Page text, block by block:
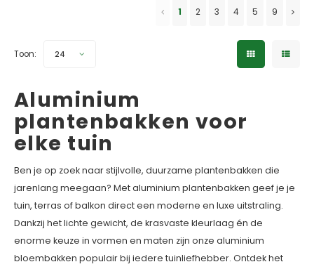
1
2 3 4 5 9
Toon: 24
Aluminium
plantenbakken voor
elke tuin
Ben je op zoek naar stijlvolle, duurzame plantenbakken die
jarenlang meegaan? Met aluminium plantenbakken geef je je
tuin, terras of balkon direct een moderne en luxe uitstraling.
Dankzij het lichte gewicht, de krasvaste kleurlaag én de
enorme keuze in vormen en maten zijn onze aluminium
bloembakken populair bij iedere tuinliefhebber. Ontdek het